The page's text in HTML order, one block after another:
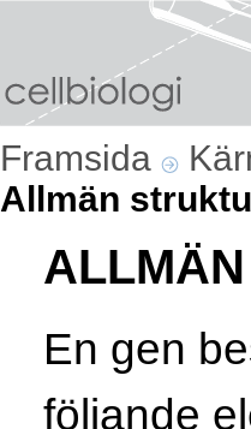
Framsida
Allmän
En gen
följande